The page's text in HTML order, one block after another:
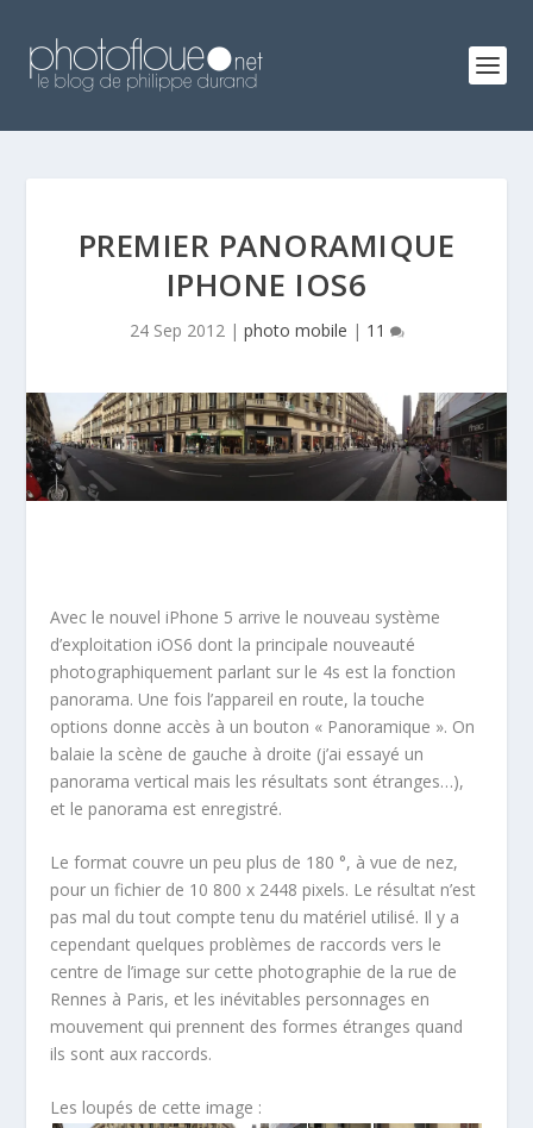
PREMIER PANORAMIQUE
IPHONE IOS6
24 Sep 2012| photo mobile | 11
Avec le nouvel iPhone 5 arrive le nouveau système
d’exploitation iOS6 dont la principale nouveauté
photographiquement parlant sur le 4s est la fonction
panorama. Une fois l’appareil en route, la touche
options donne accès à un bouton « Panoramique ». On
balaie la scène de gauche à droite (j’ai essayé un
panorama vertical mais les résultats sont étranges…),
et le panorama est enregistré.
Le format couvre un peu plus de 180 °, à vue de nez,
pour un fichier de 10 800 x 2448 pixels. Le résultat n’est
pas mal du tout compte tenu du matériel utilisé. Il y a
cependant quelques problèmes de raccords vers le
centre de l’image sur cette photographie de la rue de
Rennes à Paris, et les inévitables personnages en
mouvement qui prennent des formes étranges quand
ils sont aux raccords.
Les loupés de cette image :